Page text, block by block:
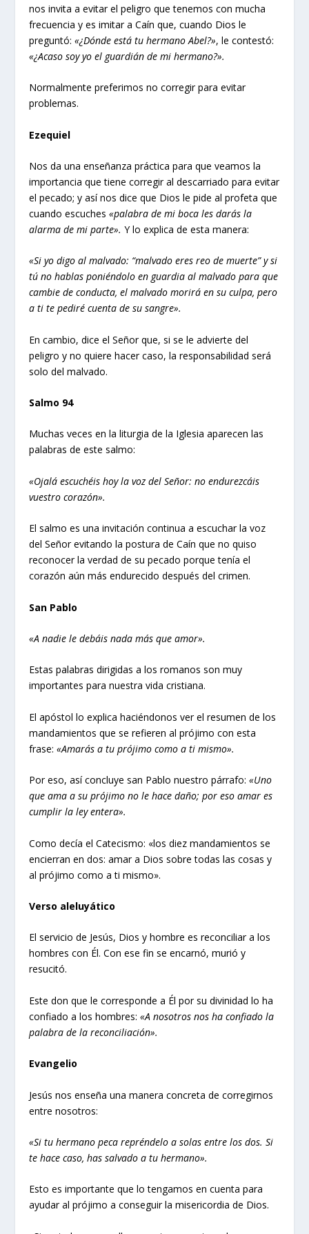
nos invita a evitar el peligro que tenemos con mucha
frecuencia y es imitar a Caín que, cuando Dios le
preguntó:«¿Dónde está tu hermano Abel?», le contestó:
«¿Acaso soy yo el guardián de mi hermano?».
Normalmente preferimos no corregir para evitar
problemas.
Ezequiel
Nos da una enseñanza práctica para que veamos la
importancia que tiene corregir al descarriado para evitar
el pecado; y así nos dice que Dios le pide al profeta que
cuando escuches«palabra de mi boca les darás la
alarma de mi parte». Y lo explica de esta manera:
«Si yo digo al malvado: “malvado eres reo de muerte” y si
tú no hablas poniéndolo en guardia al malvado para que
cambie de conducta, el malvado morirá en su culpa, pero
a ti te pediré cuenta de su sangre».
En cambio, dice el Señor que, si se le advierte del
peligro y no quiere hacer caso, la responsabilidad será
solo del malvado.
Salmo 94
Muchas veces en la liturgia de la Iglesia aparecen las
palabras de este salmo:
«Ojalá escuchéis hoy la voz del Señor: no endurezcáis
vuestro corazón».
El salmo es una invitación continua a escuchar la voz
del Señor evitando la postura de Caín que no quiso
reconocer la verdad de su pecado porque tenía el
corazón aún más endurecido después del crimen.
San Pablo
«A nadie le debáis nada más que amor».
Estas palabras dirigidas a los romanos son muy
importantes para nuestra vida cristiana.
El apóstol lo explica haciéndonos ver el resumen de los
mandamientos que se refieren al prójimo con esta
frase:«Amarás a tu prójimo como a ti mismo».
Por eso, así concluye san Pablo nuestro párrafo:«Uno
que ama a su prójimo no le hace daño; por eso amar es
cumplir la ley entera».
Como decía el Catecismo: «los diez mandamientos se
encierran en dos: amar a Dios sobre todas las cosas y
al prójimo como a ti mismo».
Verso aleluyático
El servicio de Jesús, Dios y hombre es reconciliar a los
hombres con Él. Con ese fin se encarnó, murió y
resucitó.
Este don que le corresponde a Él por su divinidad lo ha
confiado a los hombres:«A nosotros nos ha confiado la
palabra de la reconciliación».
Evangelio
Jesús nos enseña una manera concreta de corregirnos
entre nosotros:
«Si tu hermano peca repréndelo a solas entre los dos. Si
te hace caso, has salvado a tu hermano».
Esto es importante que lo tengamos en cuenta para
ayudar al prójimo a conseguir la misericordia de Dios.